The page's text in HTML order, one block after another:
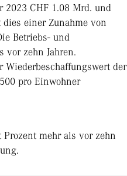
2023 CHF 1.08 Mrd. und
einer Zunahme von
Betriebs- und
vor zehn Jahren.
Wiederbeschaffungswert der
pro Einwohner
mehr als vor zehn